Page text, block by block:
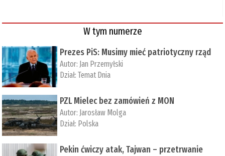
W tym numerze
Prezes PiS: Musimy mieć patriotyczny rząd
Autor: Jan Przemyłski
Dział:Temat Dnia
PZL Mielec bez zamówień z MON
Autor: Jarosław Molga
Dział: Polska
Pekin ćwiczy atak, Tajwan – przetrwanie